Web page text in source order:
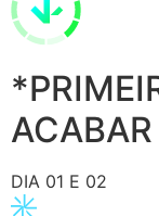
DIA 01 E 02